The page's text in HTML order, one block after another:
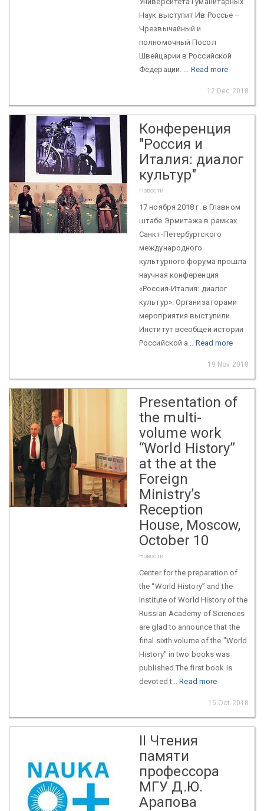
Наук выступит Ив Россье –
Чрезвычайный и
полномочный Посол
Швейцарии в Российской
Федерации. ... Read more
12 Dec 2018
Конференция
"Россия и
Италия: диалог
культур"
Новости
17 ноября 2018 г. в Главном
штабе Эрмитажа в рамках
Санкт-Петербургского
международного
культурного форума прошла
научная конференция
«Россия-Италия: диалог
культур». Организаторами
мероприятия выступили
Институт всеобщей истории
Российской а... Read more
19 Nov 2018
Presentation of
the multi-
volume work
“World History”
at the at the
Foreign
Ministry’s
Reception
House, Moscow,
October 10
Новости
Center for the preparation of
the “World History” and the
Institute of World History of the
Russian Academy of Sciences
are glad to announce that the
final sixth volume of the "World
History" in two books was
published.The first book is
devoted t...Read more
15 Oct 2018
II Чтения
памяти
профессора
МГУ Д.Ю.
Арапова